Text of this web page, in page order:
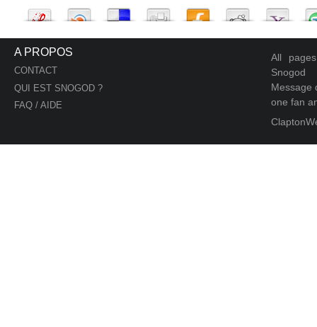
A PROPOS
CONTACT
QUI EST SNOGOD ?
FAQ / AIDE
All
Snogod
Message
one fan